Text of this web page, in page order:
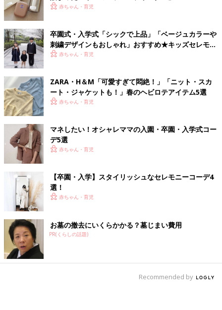
赤ちゃん・育児
卒園式・入学式「シックで上品」「ベージュカラーや
刺繍デザインもおしゃれ」おすすめ★キッズセレモニ
ーコーデ
赤ちゃん・育児
ZARA・H＆М「可愛すぎて悶絶！」「ニット・スカ
ート・ジャケットも！」春のヘビロテアイテム5選
赤ちゃん・育児
マネしたい！オシャレママの入園・卒園・入学式コー
デ5選
赤ちゃん・育児
【卒園・入学】スタイリッシュなセレモニーコーデ4
選！
赤ちゃん・育児
お墓の撤去にいくらかかる？墓じまい費用
PR(くらしの話題)
Recommended by